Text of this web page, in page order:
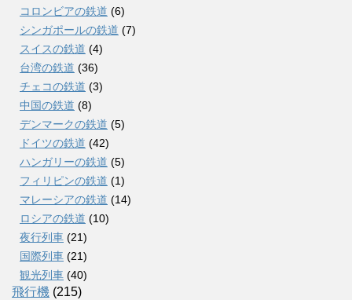
コロンビアの鉄道 (6)
シンガポールの鉄道 (7)
スイスの鉄道 (4)
台湾の鉄道 (36)
チェコの鉄道 (3)
中国の鉄道 (8)
デンマークの鉄道 (5)
ドイツの鉄道 (42)
ハンガリーの鉄道 (5)
フィリピンの鉄道 (1)
マレーシアの鉄道 (14)
ロシアの鉄道 (10)
夜行列車 (21)
国際列車 (21)
観光列車 (40)
飛行機 (215)